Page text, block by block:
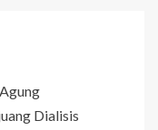
Dialisis